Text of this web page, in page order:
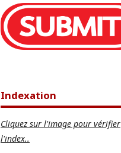
Indexation
Cliquez sur l'image pour vérifier
l'index..